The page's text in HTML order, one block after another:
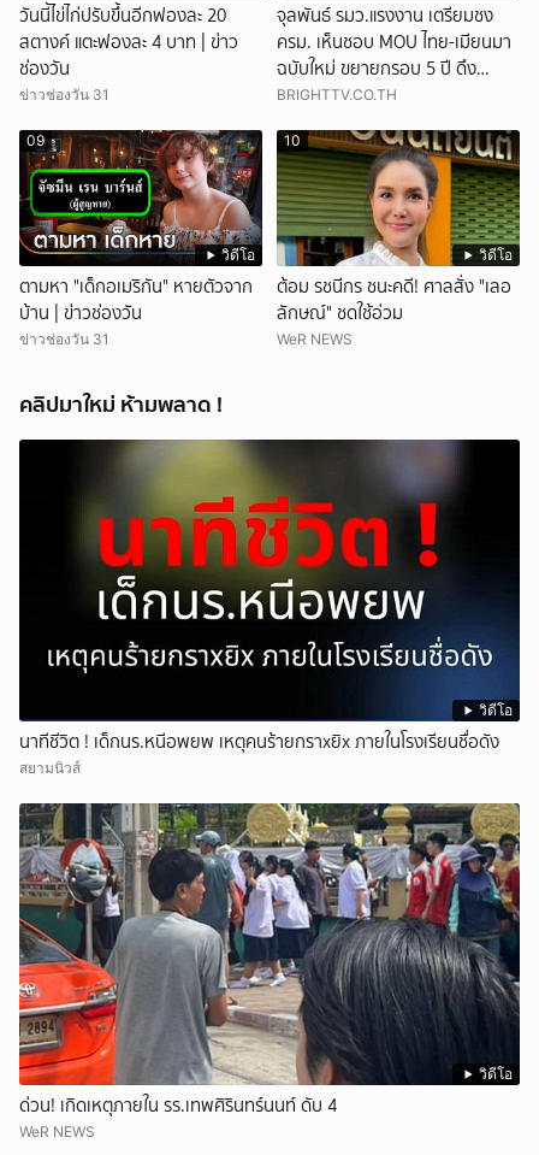
วันนี้ไข่ไก่ปรับขึ้นอีกฟองละ 20
สตางค์ แตะฟองละ 4 บาท | ข่าว
ช่องวัน
ข่าวช่องวัน 31
จุลพันธ์ รมว.แรงงาน เตรียมชง
ครม. เห็นชอบ MOU ไทย-เมียนมา
ฉบับใหม่ ขยายกรอบ 5 ปี ดึง
แรงงานเข้าระบบ
BRIGHTTV.CO.TH
วิดีโอ
09
ตามหา "เด็กอเมริกัน" หายตัวจาก
บ้าน | ข่าวช่องวัน
ข่าวช่องวัน 31
วิดีโอ
10
ต้อม รชนีกร ชนะคดี! ศาลสั่ง "เลอ
ลักษณ์" ชดใช้อ่วม
WeR NEWS
คลิปมาใหม่ ห้ามพลาด !
วิดีโอ
นาทีชีวิต ! เด็กนร.หนีอพยพ เหตุคนร้ายกราxยิx ภายในโรงเรียนชื่อดัง
สยามนิวส์
วิดีโอ
ด่วน! เกิดเหตุภายใน รร.เทพศิรินทร์นนท์ ดับ 4
WeR NEWS